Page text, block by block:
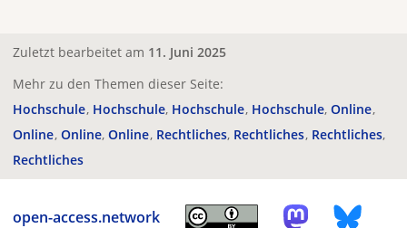
Zuletzt bearbeitet am 11. Juni 2025
Mehr zu den Themen dieser Seite:
Hochschule Hochschule Hochschule Hochschule Online
Online Online Online Rechtliches Rechtliches Rechtliches
Rechtliches
open-access.network